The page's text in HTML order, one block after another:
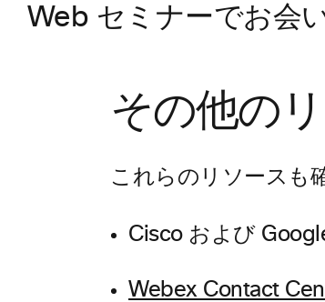
Web セミナーでお会
その他の
これらのリソースも
Cisco および
Webex Contact